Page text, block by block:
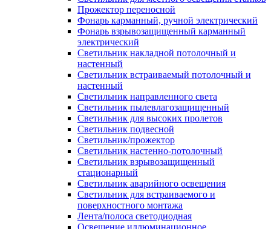
Прожектор переносной
Фонарь карманный, ручной электрический
Фонарь взрывозащищенный карманный
электрический
Светильник накладной потолочный и
настенный
Светильник встраиваемый потолочный и
настенный
Светильник направленного света
Светильник пылевлагозащищенный
Светильник для высоких пролетов
Светильник подвесной
Светильник/прожектор
Светильник настенно-потолочный
Светильник взрывозащищенный
стационарный
Светильник аварийного освещения
Светильник для встраиваемого и
поверхностного монтажа
Лента/полоса светодиодная
Освещение иллюминационное